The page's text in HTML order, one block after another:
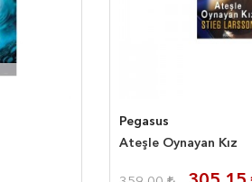
Pegasus
Ateşle Oynayan Kız